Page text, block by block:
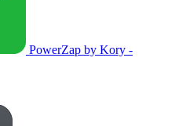
PowerZap by Kory -